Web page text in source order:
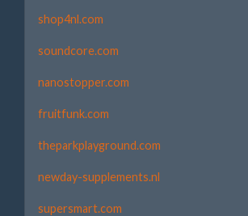
shop4nl.com
soundcore.com
nanostopper.com
fruitfunk.com
theparkplayground.com
newday-supplements.nl
supersmart.com